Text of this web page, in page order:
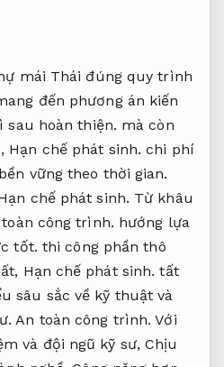
mái Thái đúng quy trình
đến phương án kiến
sau hoàn thiện. mà còn
Hạn chế phát sinh. chi phí
vững theo thời gian.
chế phát sinh. Từ khâu
công trình. hướng lựa
tốt. thi công phần thô
Hạn chế phát sinh. tất
sâu sắc về kỹ thuật và
An toàn công trình. Với
và đội ngũ kỹ sư,Chịu